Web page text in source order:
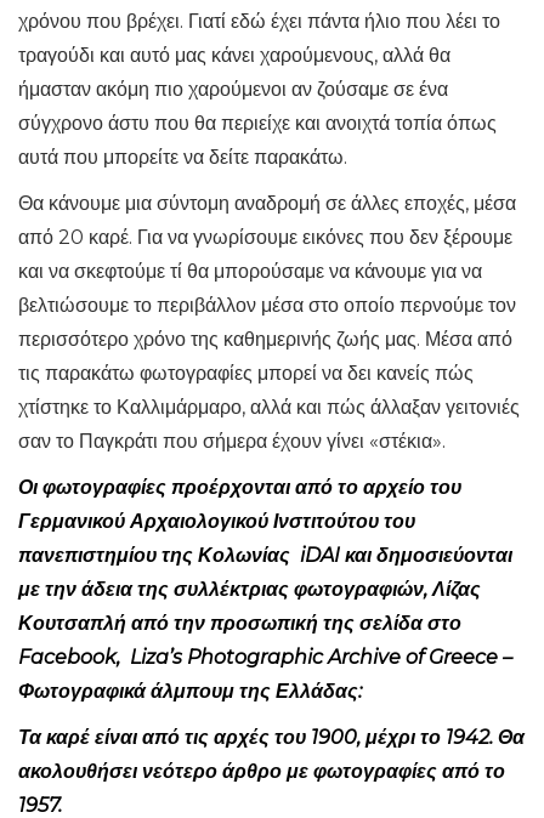
χρόνου που βρέχει. Γιατί εδώ έχει πάντα ήλιο που λέει το
τραγούδι και αυτό μας κάνει χαρούμενους, αλλά θα
ήμασταν ακόμη πιο χαρούμενοι αν ζούσαμε σε ένα
σύγχρονο άστυ που θα περιείχε και ανοιχτά τοπία όπως
αυτά που μπορείτε να δείτε παρακάτω.
Θα κάνουμε μια σύντομη αναδρομή σε άλλες εποχές, μέσα
από 20 καρέ. Για να γνωρίσουμε εικόνες που δεν ξέρουμε
και να σκεφτούμε τί θα μπορούσαμε να κάνουμε για να
βελτιώσουμε το περιβάλλον μέσα στο οποίο περνούμε τον
περισσότερο χρόνο της καθημερινής ζωής μας. Μέσα από
τις παρακάτω φωτογραφίες μπορεί να δει κανείς πώς
χτίστηκε το Καλλιμάρμαρο, αλλά και πώς άλλαξαν γειτονιές
σαν το Παγκράτι που σήμερα έχουν γίνει «στέκια».
Οι φωτογραφίες προέρχονται από το αρχείο του
Γερμανικού Αρχαιολογικού Ινστιτούτου του
πανεπιστημίου της Κολωνίας iDAI και δημοσιεύονται
με την άδεια της συλλέκτριας φωτογραφιών, Λίζας
Κουτσαπλή από την προσωπική της σελίδα στο
Facebook, Liza’s Photographic Archive of Greece –
Φωτογραφικά άλμπουμ της Ελλάδας:
Τα καρέ είναι από τις αρχές του 1900, μέχρι το 1942. Θα
ακολουθήσει νεότερο άρθρο με φωτογραφίες από το
1957.